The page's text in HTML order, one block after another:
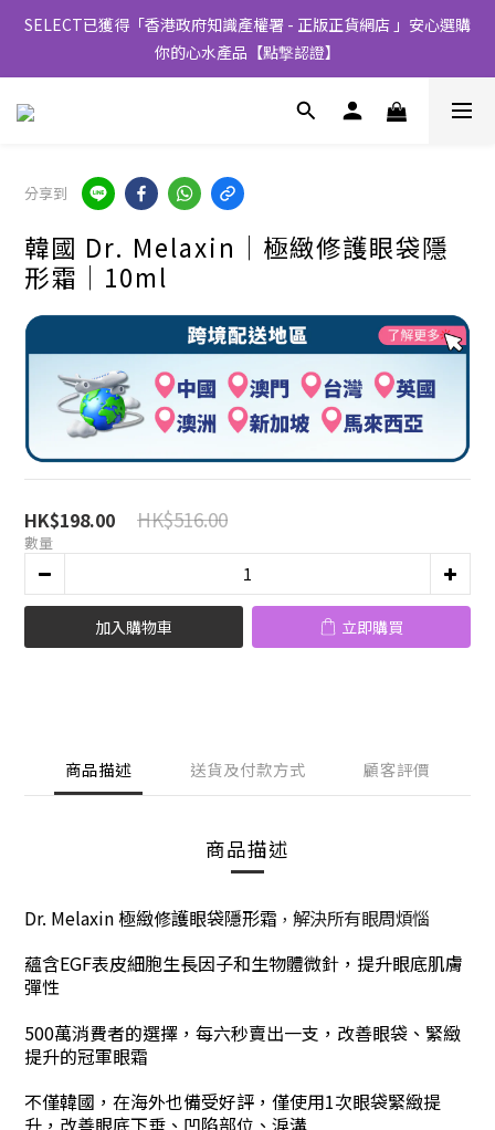
SELECT已獲得「香港政府知識產權署 - 正版正貨網店 」安心選購
你的心水產品【點撃認證】
分享到
韓國 Dr. Melaxin│極緻修護眼袋隱
形霜│10ml
HK$198.00 HK$516.00
數量
加入購物車 立即購買
商品描述 送貨及付款方式 顧客評價
商品描述
Dr. Melaxin 極緻修護眼袋隱形霜 ， 解決所有眼周煩惱
蘊含EGF表皮細胞生長因子和生物體微針，提升眼底肌膚
彈性
500萬消費者的選擇 ， 每六秒賣出一支 ， 改善眼袋、緊緻
提升的冠軍眼霜
不僅韓國 ， 在海外也備受好評 ， 僅使用1次眼袋緊緻提
升 ， 改善眼底下垂 、 凹陷部位 、 淚溝